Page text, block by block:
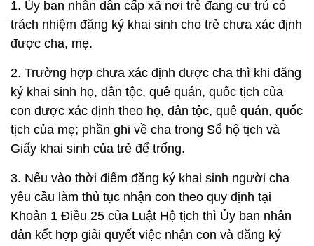
1. Ủy ban nhân dân cấp xã nơi trẻ đang cư trú có
trách nhiệm đăng ký khai sinh cho trẻ chưa xác định
được cha, mẹ.
2. Trường hợp chưa xác định được cha thì khi đăng
ký khai sinh họ, dân tộc, quê quán, quốc tịch của
con được xác định theo họ, dân tộc, quê quán, quốc
tịch của mẹ; phần ghi về cha trong Sổ hộ tịch và
Giấy khai sinh của trẻ để trống.
3. Nếu vào thời điểm đăng ký khai sinh người cha
yêu cầu làm thủ tục nhận con theo quy định tại
Khoản 1 Điều 25 của Luật Hộ tịch thì Ủy ban nhân
dân kết hợp giải quyết việc nhận con và đăng ký